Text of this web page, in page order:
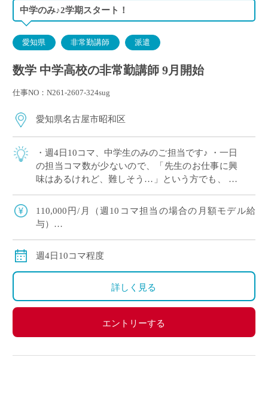
中学のみ♪2学期スタート！
愛知県 非常勤講師 派遣
数学 中学高校の非常勤講師 9月開始
仕事NO：N261-2607-324sug
愛知県名古屋市昭和区
・週4日10コマ、中学生のみのご担当です♪ ・一日
の担当コマ数が少ないので、「先生のお仕事に興
味はあるけれど、難しそう…」という方でも、
余裕をもって準備を進められます。 ・名古屋市営
地下鉄線沿い、駅からは徒歩約10分 […]
110,000円/月（週10コマ担当の場合の月額モデル給
与）
交通費：別途支給
週4日10コマ程度
詳しく見る
エントリーする